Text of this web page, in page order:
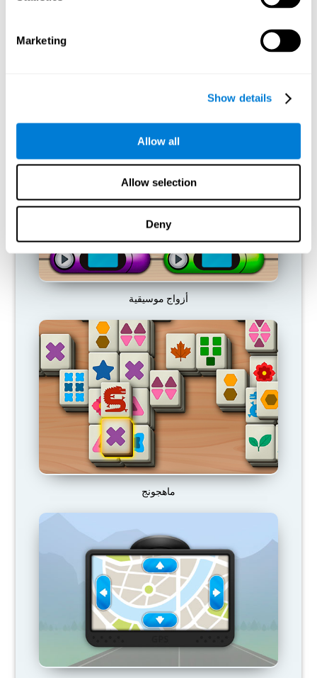
Marketing
Show details
Allow all
Allow selection
Deny
الاتصالات غير المستخدمة. هكذا، إذا لم يتم استخدام القدرة المعرفية
بشكل طبيعي ، فإن الدماغ لا يوفر الموارد لهذا النمط من التنشيط
أزواج موسيقية
ماهجونج